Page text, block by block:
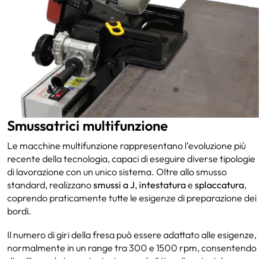
Smussatrici multifunzione
Le macchine multifunzione rappresentano l’evoluzione più
recente della tecnologia, capaci di eseguire diverse tipologie
di lavorazione con un unico sistema. Oltre allo smusso
standard, realizzanosmussi a J, intestaturae splaccatura,
coprendo praticamente tutte le esigenze di preparazione dei
bordi.
Il numero di giri della fresa può essere adattato alle esigenze,
normalmente in un range tra 300 e 1500 rpm, consentendo